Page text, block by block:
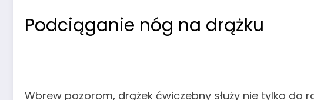
Podciąganie nóg na drążku
Wbrew pozorom, drążek ćwiczebny służy nie tylko